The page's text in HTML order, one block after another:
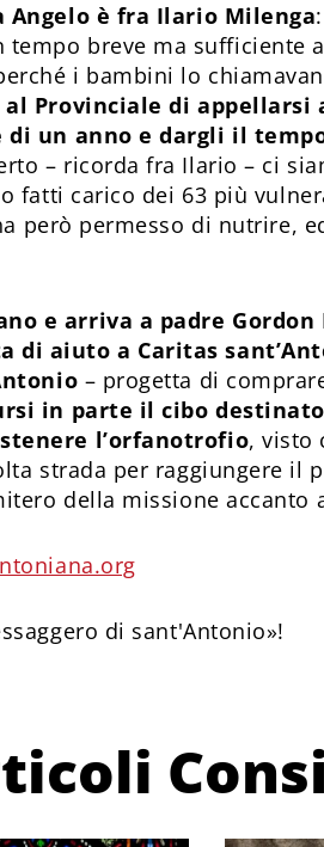
è fra Ilario Milenga
breve ma sufficiente
i bambini lo
Provinciale di appellarsi
di un anno e dargli il
– ricorda fra Ilario – ci
fatti carico dei 63 più
però permesso di nutrire,
e arriva a padre
di aiuto a Caritas
– progetta di
in parte il cibo
l’orfanotrofio, visto
strada per raggiungere il
della missione accanto
di sant'Antonio»!